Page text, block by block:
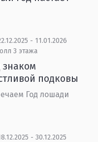
- 11.01.2026
3 этажа
знаком
подковы
Год лошади
- 30.12.2025